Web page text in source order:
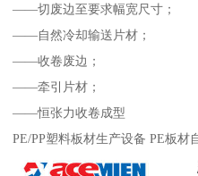
——切废边至要求幅宽尺寸；
——自然冷却输送片材；
——收卷废边；
——牵引片材；
——恒张力收卷成型
PE/PP塑料板材生产设备 PE板材